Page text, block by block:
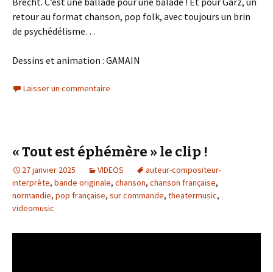
retour au format chanson, pop folk, avec toujours un brin
de psychédélisme…
Dessins et animation : GAMAIN
Laisser un commentaire
« Tout est éphémère » le clip !
27 janvier 2025 VIDEOS
auteur-compositeur-
interprète, bande originale, chanson, chanson française,
normandie, pop française, sur commande, theatermusic,
videomusic